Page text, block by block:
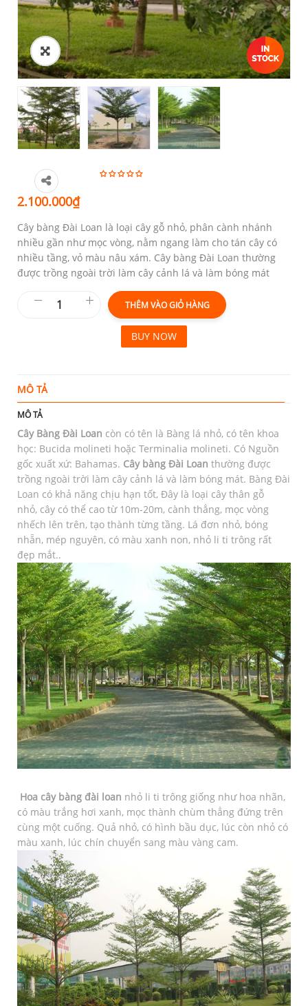
2.100.000₫
Cây bàng Đài Loan là loại cây gỗ nhỏ, phân cành nhánh
nhiều gần như mọc vòng, nằm ngang làm cho tán cây có
nhiều tầng, vỏ màu nâu xám. Cây bàng Đài Loan thường
được trồng ngoài trời làm cây cảnh lá và làm bóng mát
THÊM VÀO GIỎ HÀNG
BUY NOW
MÔ TẢ
MÔ TẢ
Cây Bàng Đài Loan còn có tên là Bàng lá nhỏ, có tên khoa
học: Bucida molineti hoặc Terminalia molineti. Có Nguồn
gốc xuất xứ: Bahamas. Cây bàng Đài Loan thường được
trồng ngoài trời làm cây cảnh lá và làm bóng mát. Bàng Đài
Loan có khả năng chịu hạn tốt, Đây là loại cây thân gỗ
nhỏ, cây có thể cao từ 10m-20m, cành thẳng, mọc vòng
nhếch lên trên, tạo thành từng tầng. Lá đơn nhỏ, bóng
nhẵn, mép nguyên, có màu xanh non, nhỏ li ti trông rất
đẹp mắt..
Hoa cây bàng đài loan nhỏ li ti trông giống như hoa nhãn,
có màu trắng hơi xanh, mọc thành chùm thẳng đứng trên
cùng một cuống. Quả nhỏ, có hình bầu dục, lúc còn nhỏ có
màu xanh, lúc chín chuyển sang màu vàng cam.